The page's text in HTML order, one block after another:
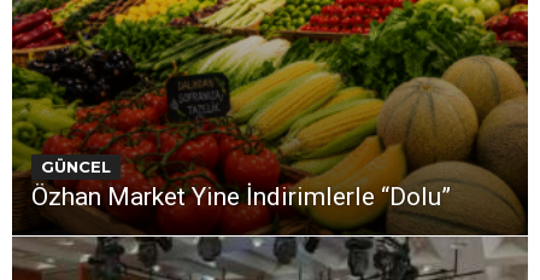
GÜNCEL
Özhan Market Yine İndirimlerle “Dolu”